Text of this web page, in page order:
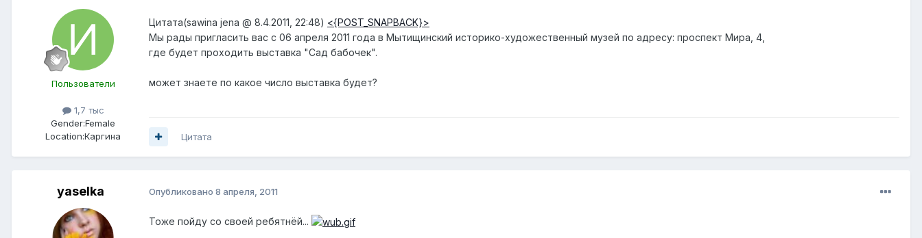
Пользователи
1,7 тыс
Gender:Female
Location:Каргина
Цитата(sawina jena @ 8.4.2011, 22:48) <{POST_SNAPBACK}>
Мы рады пригласить вас с 06 апреля 2011 года в Мытищинский историко-художественный музей по адресу: проспект Мира, 4,
где будет проходить выставка "Сад бабочек".
может знаете по какое число выставка будет?
Цитата
yaselka Опубликовано 8 апреля, 2011
Тоже пойду со своей ребятнёй...